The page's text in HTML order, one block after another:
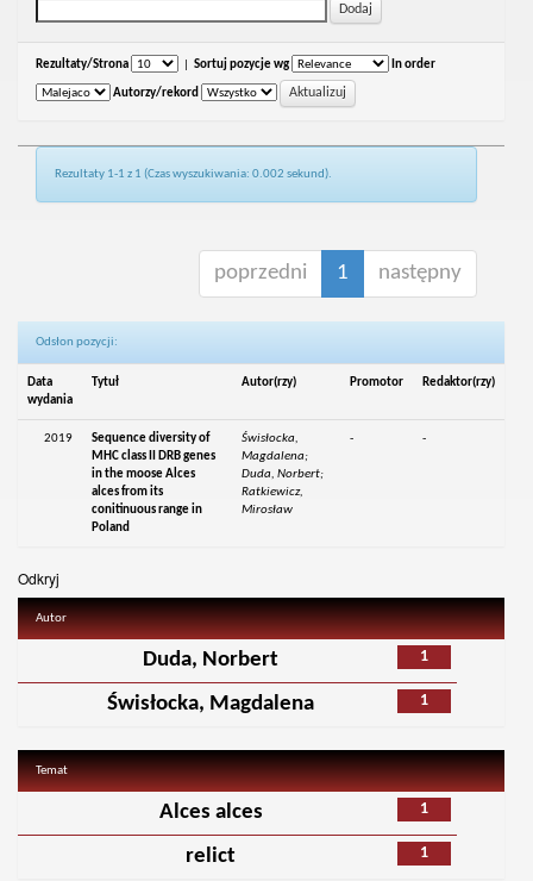
Rezultaty/Strona Sortuj pozycje wg In order
Autorzy/rekord
Rezultaty 1-1 z 1 (Czas wyszukiwania: 0.002 sekund).
poprzedni 1 następny
Odsłon pozycji:
Data
wydania
Tytuł Autor(rzy) Promotor Redaktor(rzy)
2019
Sequence diversity of
MHC class II DRB genes
in the moose Alces
alces from its
conitinuous range in
Poland
Świsłocka,
Magdalena;
Duda, Norbert;
Ratkiewicz,
Mirosław
- -
Odkryj
Autor
1
Duda, Norbert
1
Świsłocka, Magdalena
Temat
1
Alces alces
1
relict